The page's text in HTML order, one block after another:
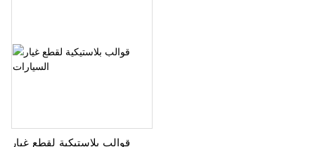
قوالب بلاستيكية لقطع غيار